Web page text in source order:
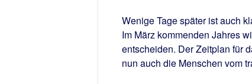
Wenige Tage später ist auch
Im März kommenden Jahres
entscheiden. Der Zeitplan für
nun auch die Menschen vom